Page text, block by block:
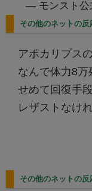
— モンスト公
その他のネットの
アポカリプス
なんで体力8万
せめて回復手
レザストなけ
その他のネットの